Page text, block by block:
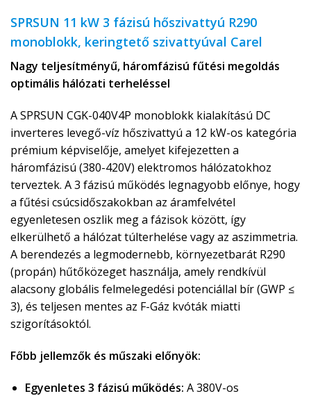
SPRSUN 11 kW 3 fázisú hőszivattyú R290
monoblokk, keringtető szivattyúval Carel
Nagy teljesítményű, háromfázisú fűtési megoldás
optimális hálózati terheléssel
A SPRSUN CGK-040V4P monoblokk kialakítású DC
inverteres levegő-víz hőszivattyú a 12 kW-os kategória
prémium képviselője, amelyet kifejezetten a
háromfázisú (380-420V) elektromos hálózatokhoz
terveztek. A 3 fázisú működés legnagyobb előnye, hogy
a fűtési csúcsidőszakokban az áramfelvétel
egyenletesen oszlik meg a fázisok között, így
elkerülhető a hálózat túlterhelése vagy az aszimmetria.
A berendezés a legmodernebb, környezetbarát R290
(propán) hűtőközeget használja, amely rendkívül
alacsony globális felmelegedési potenciállal bír (GWP ≤
3), és teljesen mentes az F-Gáz kvóták miatti
szigorításoktól.
Főbb jellemzők és műszaki előnyök:
Egyenletes 3 fázisú működés: A 380V-os